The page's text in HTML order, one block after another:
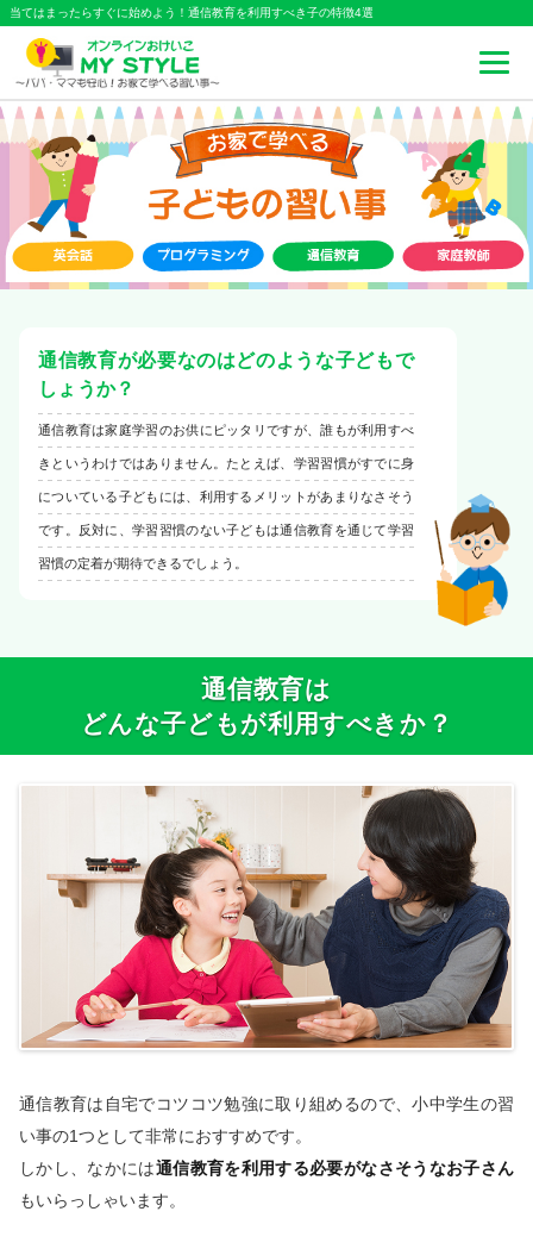
当てはまったらすぐに始めよう！通信教育を利用すべき子の特徴4選
通信教育が必要なのはどのような子どもで
しょうか？
通信教育は家庭学習のお供にピッタリですが、誰もが利用すべ
きというわけではありません。たとえば、学習習慣がすでに身
についている子どもには、利用するメリットがあまりなさそう
です。反対に、学習習慣のない子どもは通信教育を通じて学習
習慣の定着が期待できるでしょう。
通信教育は
どんな子どもが利用すべきか？
通信教育は自宅でコツコツ勉強に取り組めるので、小中学生の習
い事の1つとして非常におすすめです。
しかし、なかには通信教育を利用する必要がなさそうなお子さん
もいらっしゃいます。